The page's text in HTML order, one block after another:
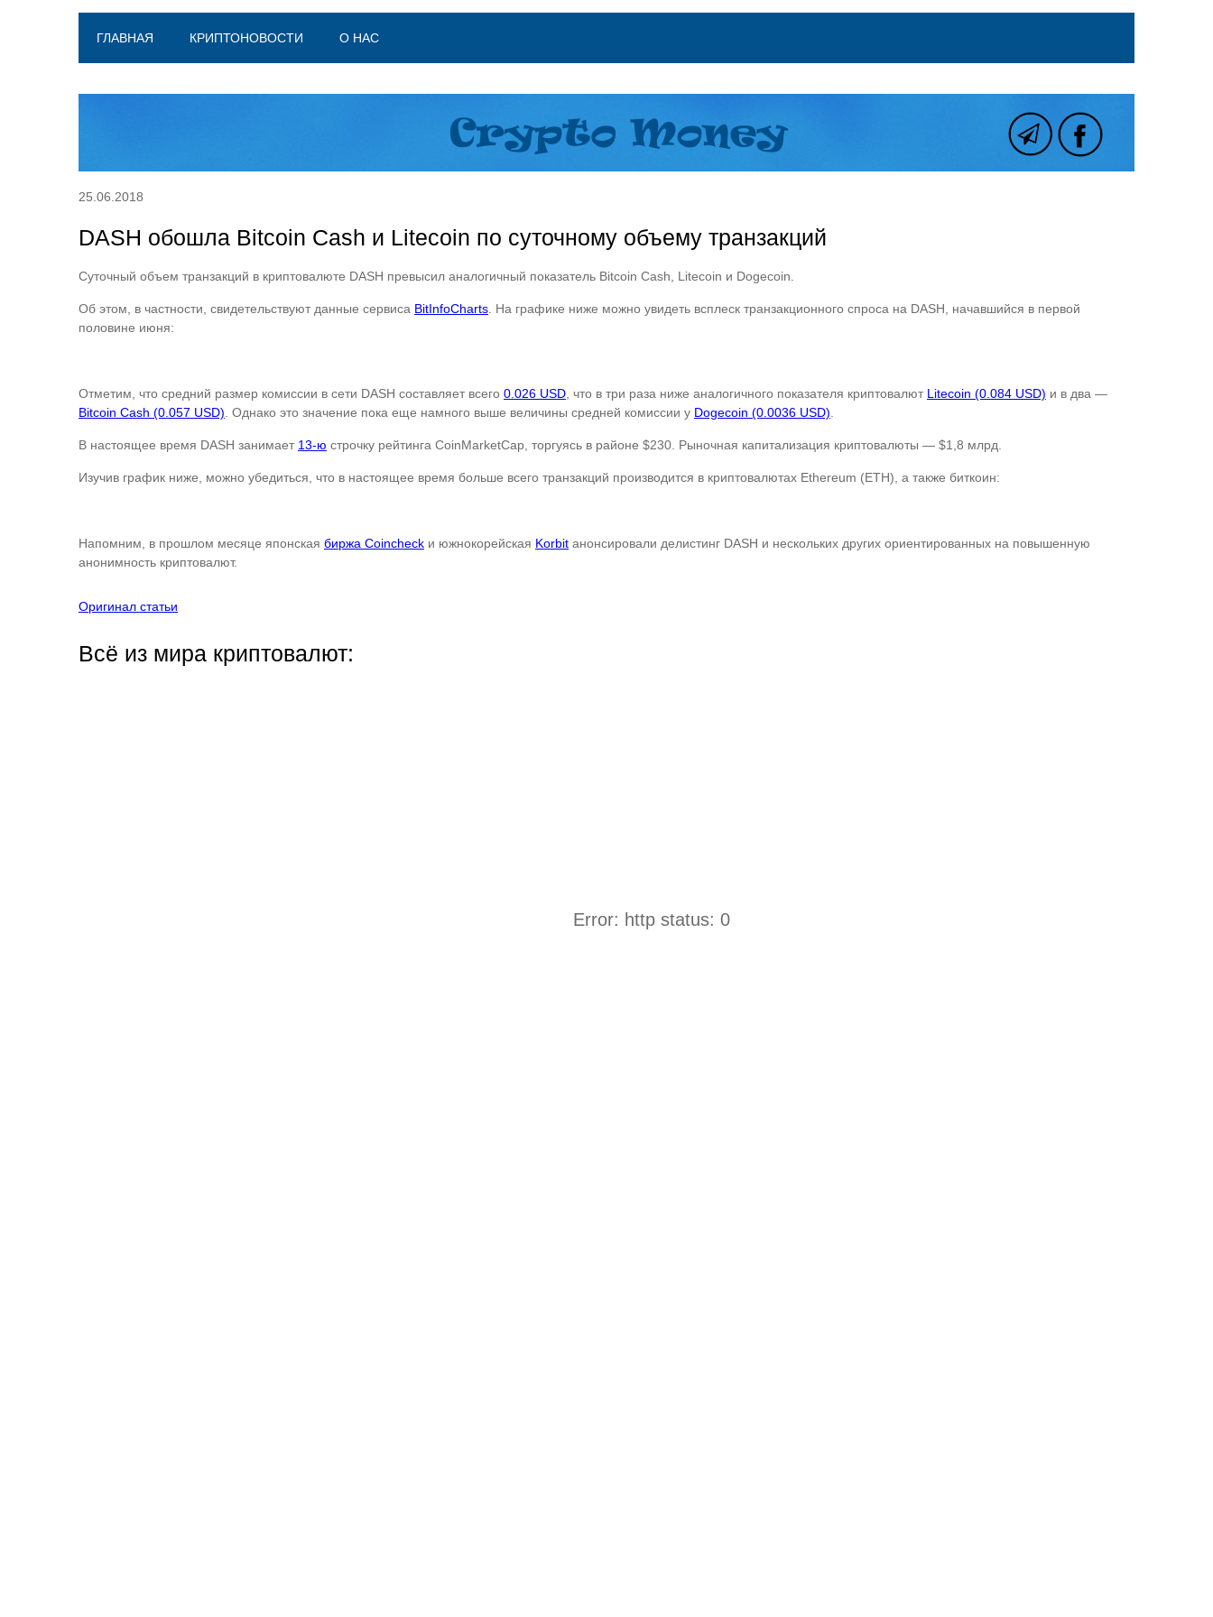
ГЛАВНАЯ КРИПТОНОВОСТИ О НАС
25.06.2018
DASH обошла Bitcoin Cash и Litecoin по суточному объему транзакций
Суточный объем транзакций в криптовалюте DASH превысил аналогичный показатель Bitcoin Cash, Litecoin и Dogecoin.
Об этом, в частности, свидетельствуют данные сервиса BitInfoCharts . На графике ниже можно увидеть всплеск транзакционного спроса на DASH, начавшийся в первой
половине июня:
Отметим, что средний размер комиссии в сети DASH составляет всего 0.026 USD , что в три раза ниже аналогичного показателя криптовалют Litecoin (0.084 USD) и в два —
Bitcoin Cash (0.057 USD) . Однако это значение пока еще намного выше величины средней комиссии у Dogecoin (0.0036 USD)
В настоящее время DASH занимает 13-ю строчку рейтинга CoinMarketCap, торгуясь в районе $230. Рыночная капитализация криптовалюты — $1,8 млрд.
Изучив график ниже, можно убедиться, что в настоящее время больше всего транзакций производится в криптовалютах Ethereum (ETH), а также биткоин:
Напомним, в прошлом месяце японская биржа Coincheck и южнокорейская Korbit анонсировали делистинг DASH и нескольких других ориентированных на повышенную
анонимность криптовалют.
Оригинал статьи
Всё из мира криптовалют:
Error: http status: 0